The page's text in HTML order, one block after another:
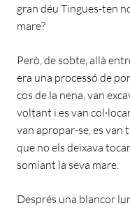
gran déu Tingues-ten
mare?
Però, de sobte, allà
era una processó de
cos de la nena, van
voltant i es van
van apropar-se, es van
que no els deixava
somiant la seva mare.
Després una blancor